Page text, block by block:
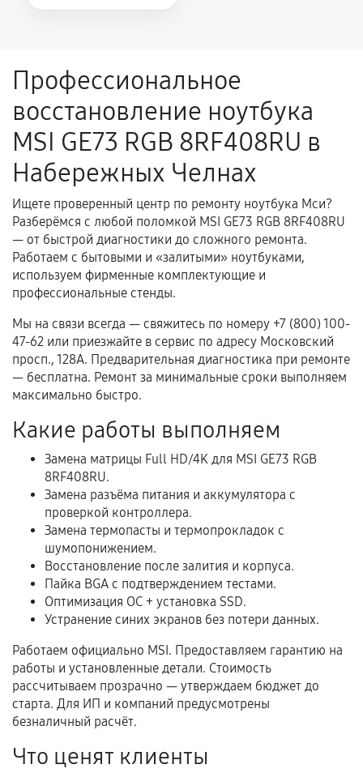
Поломка установленной детали при
нормальной эксплуатации в течение
гарантийного срока.
Несоответствие комплектующей заявленным
техническим характеристикам.
Документы для подтверждения
гарантии
Гарантийный талон.
Акт выполненных работ с датой, перечнем
услуг и сроком гарантии.
Документы на установленные комплектующие
и кассовый чек.
Расширенная гарантия
В некоторых случаях возможно оформление
расширенной гарантии. Стоимость, сроки и
условия продления согласовываются отдельно и
фиксируются в документах.
Когда гарантия не действует
Нарушение правил эксплуатации,
механические повреждения, попадание влаги,
перегрев, коррозия.
Самостоятельный ремонт или вмешательство
третьих лиц.
Естественный износ деталей, если иное не
Профессиональное
восстановление ноутбука
MSI GE73 RGB 8RF408RU в
Набережных Челнах
Ищете проверенный центр по ремонту ноутбука Мси?
Разберёмся с любой поломкой MSI GE73 RGB 8RF408RU
— от быстрой диагностики до сложного ремонта.
Работаем с бытовыми и «залитыми» ноутбуками,
используем фирменные комплектующие и
профессиональные стенды.
Мы на связи всегда — свяжитесь по номеру +7 (800) 100-
47-62 или приезжайте в сервис по адресу Московский
просп., 128А. Предварительная диагностика при ремонте
— бесплатна. Ремонт за минимальные сроки выполняем
максимально быстро.
Какие работы выполняем
Замена матрицы Full HD/4K для MSI GE73 RGB
8RF408RU.
Замена разъёма питания и аккумулятора с
проверкой контроллера.
Замена термопасты и термопрокладок с
шумопонижением.
Восстановление после залития и корпуса.
Пайка BGA с подтверждением тестами.
Оптимизация ОС + установка SSD.
Устранение синих экранов без потери данных.
Работаем официально MSI. Предоставляем гарантию на
работы и установленные детали. Стоимость
рассчитываем прозрачно — утверждаем бюджет до
старта. Для ИП и компаний предусмотрены
безналичный расчёт.
Что ценят клиенты